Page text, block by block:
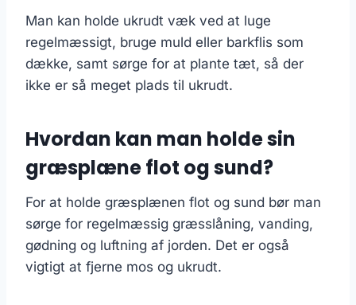
Man kan holde ukrudt væk ved at luge
regelmæssigt, bruge muld eller barkflis som
dække, samt sørge for at plante tæt, så der
ikke er så meget plads til ukrudt.
Hvordan kan man holde sin
græsplæne flot og sund?
For at holde græsplænen flot og sund bør man
sørge for regelmæssig græsslåning, vanding,
gødning og luftning af jorden. Det er også
vigtigt at fjerne mos og ukrudt.